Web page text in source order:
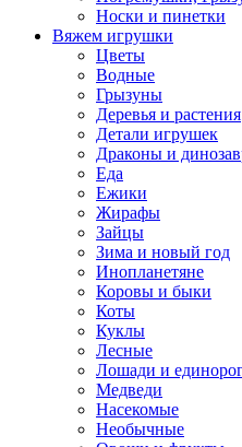
Носки и пинетки
Вяжем игрушки
Цветы
Водные
Грызуны
Деревья и растения
Детали игрушек
Драконы и
Еда
Ежики
Жирафы
Зайцы
Зима и новый год
Инопланетяне
Коровы и быки
Коты
Куклы
Лесные
Лошади и
Медведи
Насекомые
Необычные